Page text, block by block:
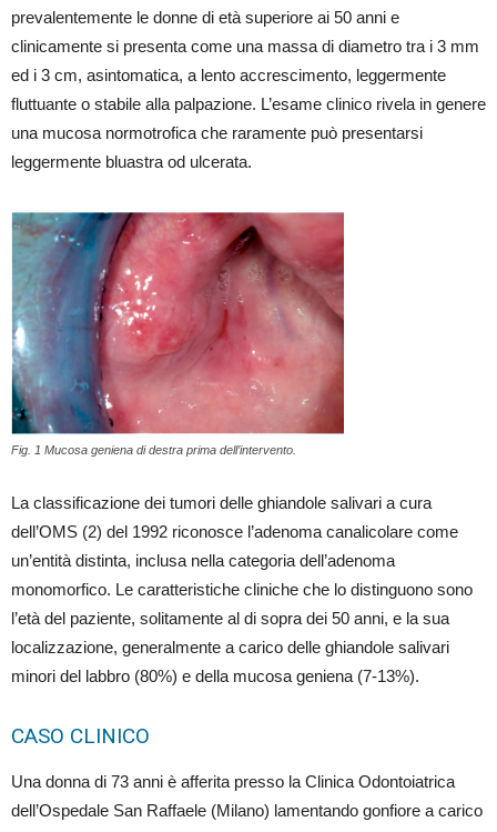
prevalentemente le donne di età superiore ai 50 anni e
clinicamente si presenta come una massa di diametro tra i 3 mm
ed i 3 cm, asintomatica, a lento accrescimento, leggermente
fluttuante o stabile alla palpazione. L’esame clinico rivela in genere
una mucosa normotrofica che raramente può presentarsi
leggermente bluastra od ulcerata.
Fig. 1 Mucosa geniena di destra prima dell’intervento.
La classificazione dei tumori delle ghiandole salivari a cura
dell’OMS (2) del 1992 riconosce l’adenoma canalicolare come
un’entità distinta, inclusa nella categoria dell’adenoma
monomorfico. Le caratteristiche cliniche che lo distinguono sono
l’età del paziente, solitamente al di sopra dei 50 anni, e la sua
localizzazione, generalmente a carico delle ghiandole salivari
minori del labbro (80%) e della mucosa geniena (7-13%).
CASO CLINICO
Una donna di 73 anni è afferita presso la Clinica Odontoiatrica
dell’Ospedale San Raffaele (Milano) lamentando gonfiore a carico